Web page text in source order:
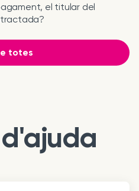
el titular del
totes